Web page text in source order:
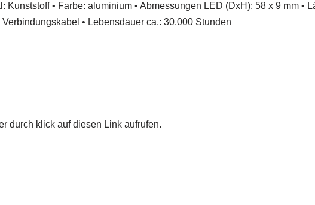
Kunststoff • Farbe: aluminium • Abmessungen LED (DxH): 58 x 9 mm •
• Lebensdauer ca.: 30.000 Stunden
durch klick auf diesen Link aufrufen.